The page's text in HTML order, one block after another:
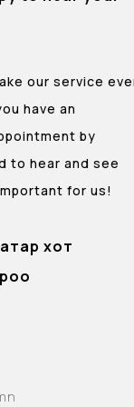
our service
have an
by
to hear and see
for us!
хот